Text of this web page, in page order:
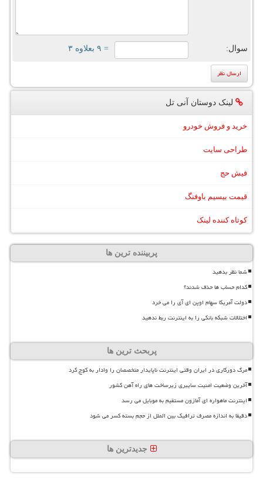
سوال: = ۹ بعلاوه ۳
لینک دوستان آنی تل
خرید و فروش خودرو
طراحی سایت
فیش حج
قیمت بیسیم باوفنگ
کوتاه کننده لینک
پربیننده ترین ها
شما نظر بدهید
کدام حساب ها حذف شدند؟
دولت آمریکا سهام اوپن ای آی را می خرد
اختلالات شبکه بانکی را به اینترنت ربط ندهید
پربحث ترین ها
مرگ دورکاری در ایران وقتی اینترنت ناپایدار متخصصان را وادار به کوچ کرد
آخرین وضعیت امنیت سایبری زیرساخت های راه آهن کشور
اینترنت ماهواره ای آمازون مستقیم به موبایل می رسد
دقیقا به اندازه مصرف ترافیک بین الملل از حجم بسته کسر می شود
جدیدترین ها